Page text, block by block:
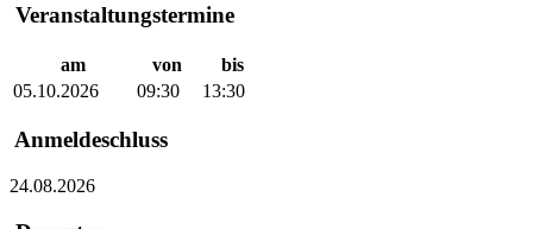
Veranstaltungstermine
am von
bis
05.10.2026
09:30 13:30
Anmeldeschluss
24.08.2026